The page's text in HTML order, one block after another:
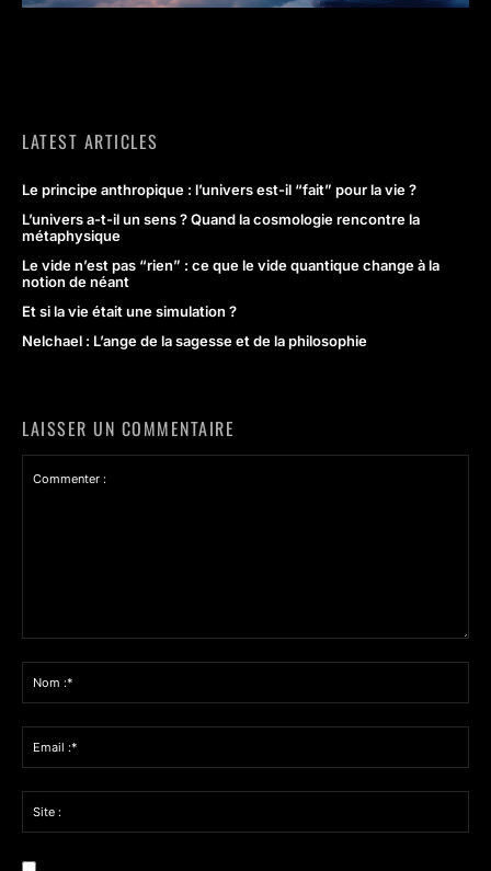
LATEST ARTICLES
Le principe anthropique : l’univers est-il “fait” pour la vie ?
L’univers a-t-il un sens ? Quand la cosmologie rencontre la
métaphysique
Le vide n’est pas “rien” : ce que le vide quantique change à la
notion de néant
Et si la vie était une simulation ?
Nelchael : L’ange de la sagesse et de la philosophie
LAISSER UN COMMENTAIRE
: